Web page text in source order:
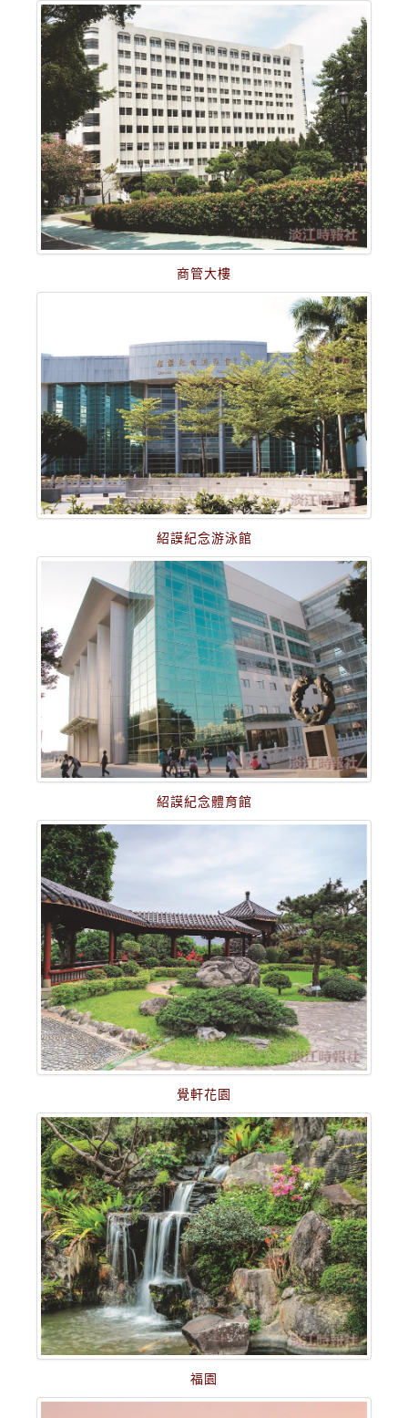
商管大樓
紹謨紀念游泳館
紹謨紀念體育館
覺軒花園
福園